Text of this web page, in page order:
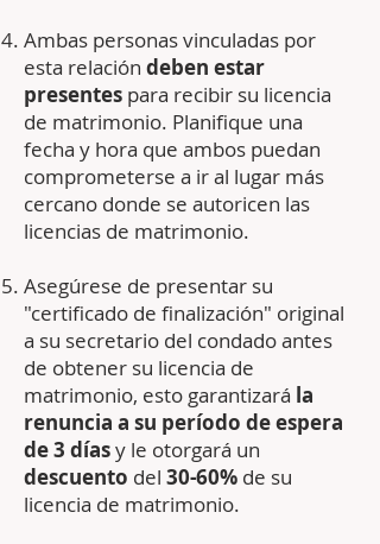
Ambas personas vinculadas por
esta relación deben estar
presentes para recibir su licencia
de matrimonio. Planifique una
fecha y hora que ambos puedan
comprometerse a ir al lugar más
cercano donde se autoricen las
licencias de matrimonio.
Asegúrese de presentar su
"certificado de finalización" original
a su secretario del condado antes
de obtener su licencia de
matrimonio, esto garantizará la
renuncia a su período de espera
de 3 díasy le otorgará un
descuento del 30-60% de su
licencia de matrimonio.